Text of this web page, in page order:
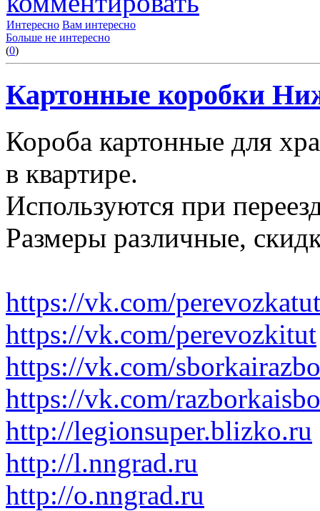
Интересно Вам интересно
Больше не интересно
(0)
Картонные коробки
Короба картонные для
в квартире.
Используются при
Размеры различные,
https://vk.com/perevozkatut
https://vk.com/perevozkitut
https://vk.com/
https://vk.com/
http://legionsuper.blizko.ru
http://l.nngrad.ru
http://o.nngrad.ru